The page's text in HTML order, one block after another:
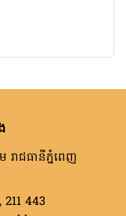
រាជធានីភ្នំពេញ
211 443